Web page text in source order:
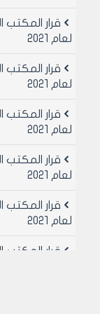
لعام 2021
لعام 2021
لعام 2021
لعام 2021
لعام 2021